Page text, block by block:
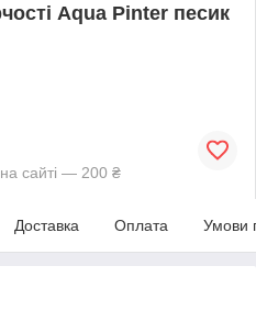
Aqua Pinter песик
сайті — 200 ₴
Доставка Оплата Умови